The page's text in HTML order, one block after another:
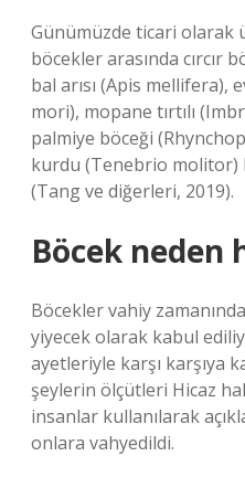
Günümüzde ticari olarak
böcekler arasında cırcır
bal arısı (Apis mellifera),
mori), mopane tırtılı
palmiye böceği
kurdu (Tenebrio molitor)
(Tang ve diğerleri, 2019).
Böcek neden
Böcekler vahiy
yiyecek olarak kabul
ayetleriyle karşı karşıya
şeylerin ölçütleri Hicaz
insanlar kullanılarak
onlara vahyedildi.